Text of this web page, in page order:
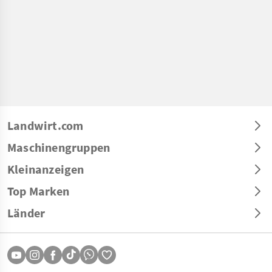
Landwirt.com
Maschinengruppen
Kleinanzeigen
Top Marken
Länder